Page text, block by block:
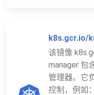
k8s.gcr.io/
该镜像
manager 包
管理器。它
控制，例如